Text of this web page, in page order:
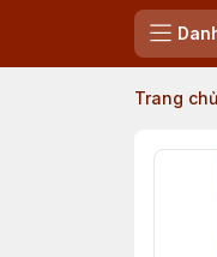
Trang chủ